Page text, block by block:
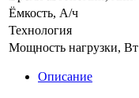
Ёмкость, А/ч
Технология
Мощность нагрузки, Вт
Описание